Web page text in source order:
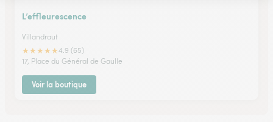
L’effleurescence
Villandraut
★★★★★4.9 (65)
17, Place du Général de Gaulle
Voir la boutique